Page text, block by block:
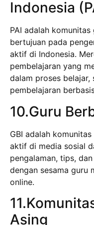
Indonesia
PAI adalah
bertujuan pada
aktif di Indonesia.
pembelajaran yang
dalam proses
pembelajaran
10.Guru
GBI adalah
aktif di media sosial
pengalaman, tips,
dengan sesama guru
online.
Asing